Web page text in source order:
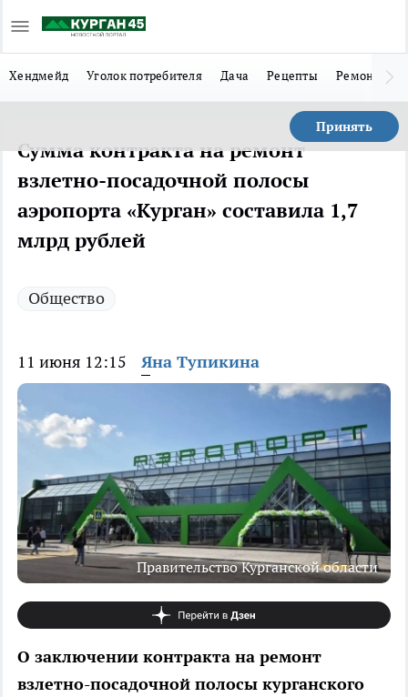
Хендмейд Уголок потребителя Дача Рецепты Ремонт
Принять
Сумма контракта на ремонт
взлетно-посадочной полосы
аэропорта «Курган» составила 1,7
млрд рублей
Общество
11 июня 12:15 Яна Тупикина
Правительство Курганской области
О заключении контракта на ремонт
взлетно-посадочной полосы курганского